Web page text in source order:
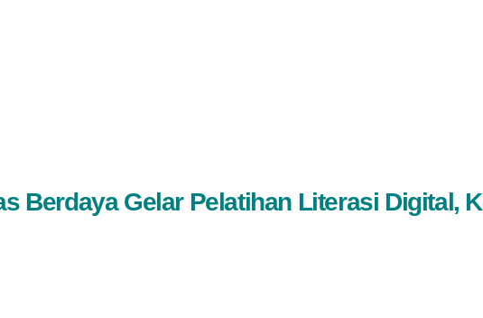
Berdaya Gelar Pelatihan Literasi Digital,